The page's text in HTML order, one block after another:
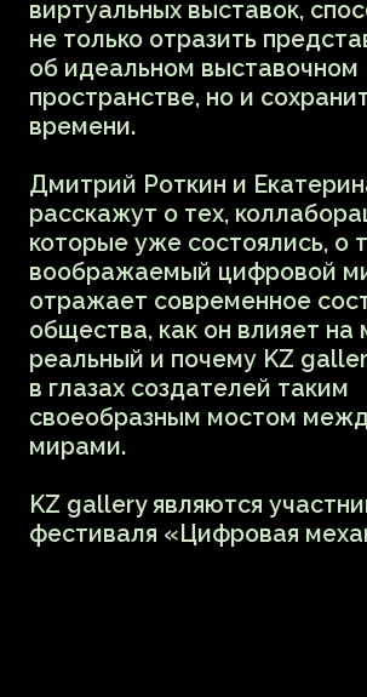
и исполнения в реальном времени», —
рассказывают медиахудожники.
Каждое представление NOTATION_AI
на сцене — это творческий эксперимент
от классической академической
с машинным интеллектом. Проект был
дважды представлен в 2019 году
в Санкт-Петербурге. Осенью 2020 года
гибридная премьера аудиовизуального
перформанса состоялась на фестивале
Transart в Больцано (Италия), где
музыканты и медиахудожники
выступали вместе на одной сцене,
физически находясь в разных странах.
В 2021 году проект стал номинантом
на премию им. Сергея Курехина.
После лекции Илья и Ксения сыграют
аудиовизуальный перформанс
аудиоматериала и видео-арта.